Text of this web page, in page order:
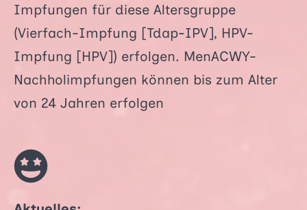
Impfungen für diese Altersgruppe
(Vierfach-Impfung [Tdap-IPV], HPV-
Impfung [HPV]) erfolgen. MenACWY-
Nachholimpfungen können bis zum Alter
von 24 Jahren erfolgen